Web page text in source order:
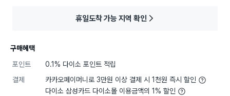
휴일도착 가능 지역 확인
구매혜택
포인트
0.1% 다이소 포인트 적립
결제
카카오페이머니로 3만원 이상 결제 시 1천원 즉시 할인
다이소 삼성카드 다이소몰 이용금액의 1% 할인